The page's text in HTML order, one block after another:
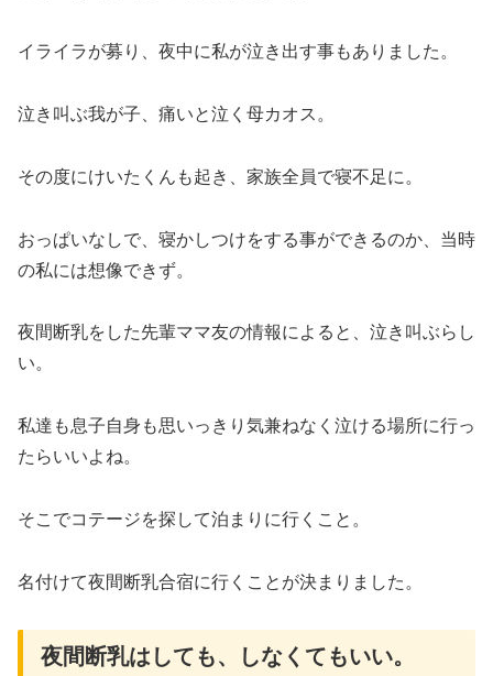
イライラが募り、夜中に私が泣き出す事もありました。
泣き叫ぶ我が子、痛いと泣く母カオス。
その度にけいたくんも起き、家族全員で寝不足に。
おっぱいなしで、寝かしつけをする事ができるのか、当時
の私には想像できず。
夜間断乳をした先輩ママ友の情報によると、泣き叫ぶらし
い。
私達も息子自身も思いっきり気兼ねなく泣ける場所に行っ
たらいいよね。
そこでコテージを探して泊まりに行くこと。
名付けて夜間断乳合宿に行くことが決まりました。
夜間断乳はしても、しなくてもいい。